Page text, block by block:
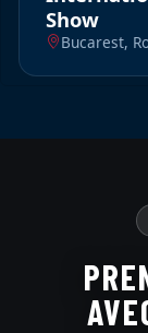
Show
Bucarest,